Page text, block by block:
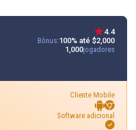
4.4
Bônus:100% até $2,000
1,000jogadores
Cliente Mobile
Software adicional